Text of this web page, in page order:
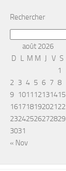
Rechercher
août 2026
D L M M J V S
1
2 3 4 5 6 7 8
9 1011 12131415
16171819202122
23242526272829
3031
« Nov